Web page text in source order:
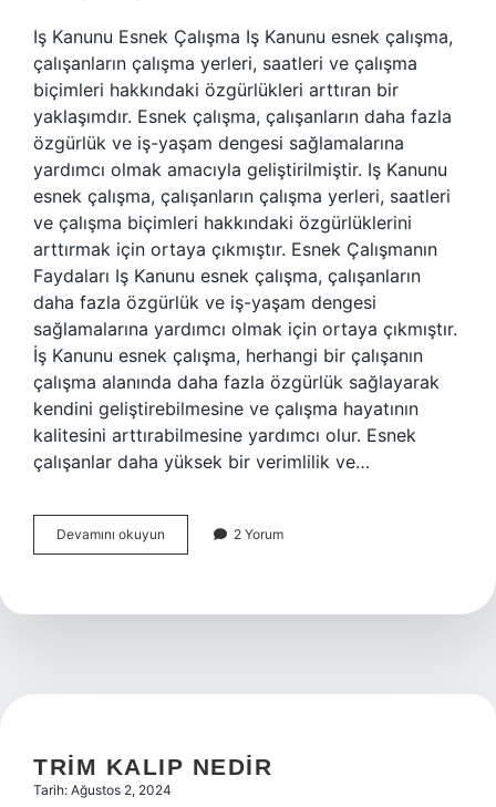
Iş Kanunu Esnek Çalışma Iş Kanunu esnek çalışma,
çalışanların çalışma yerleri, saatleri ve çalışma
biçimleri hakkındaki özgürlükleri arttıran bir
yaklaşımdır. Esnek çalışma, çalışanların daha fazla
özgürlük ve iş-yaşam dengesi sağlamalarına
yardımcı olmak amacıyla geliştirilmiştir. Iş Kanunu
esnek çalışma, çalışanların çalışma yerleri, saatleri
ve çalışma biçimleri hakkındaki özgürlüklerini
arttırmak için ortaya çıkmıştır. Esnek Çalışmanın
Faydaları Iş Kanunu esnek çalışma, çalışanların
daha fazla özgürlük ve iş-yaşam dengesi
sağlamalarına yardımcı olmak için ortaya çıkmıştır.
İş Kanunu esnek çalışma, herhangi bir çalışanın
çalışma alanında daha fazla özgürlük sağlayarak
kendini geliştirebilmesine ve çalışma hayatının
kalitesini arttırabilmesine yardımcı olur. Esnek
çalışanlar daha yüksek bir verimlilik ve…
Devamını okuyun
kanunu
nedir
2 Yorum
TRIM KALIP NEDIR
Tarih: Ağustos 2, 2024